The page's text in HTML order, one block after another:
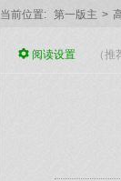
当前位置: 第一版主 >
阅读设置 （